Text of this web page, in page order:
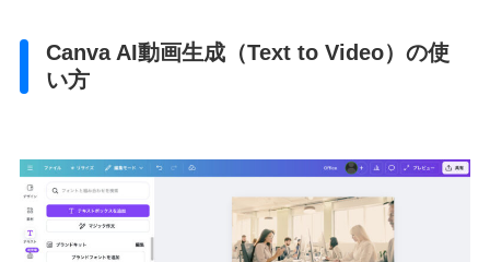
Canva AI動画生成（Text to Video）の使
い方